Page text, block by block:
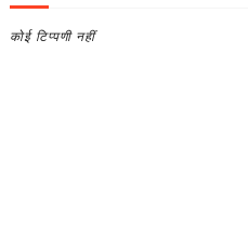
कोई टिप्पणी नहीं